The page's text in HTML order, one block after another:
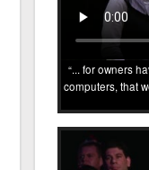
... for owners
computers, that